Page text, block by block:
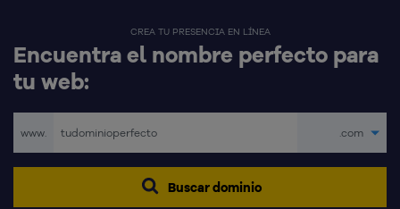
CREA TU PRESENCIA EN LÍNEA
Encuentra el nombre perfecto para
tu web:
www. .com
Buscar dominio